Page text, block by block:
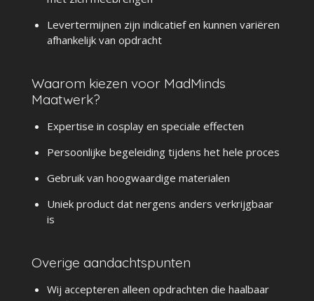
Levertermijnen zijn indicatief en kunnen variëren
afhankelijk van opdracht
Waarom kiezen voor MadMinds
Maatwerk?
Expertise in cosplay en speciale effecten
Persoonlijke begeleiding tijdens het hele proces
Gebruik van hoogwaardige materialen
Uniek product dat nergens anders verkrijgbaar
is
Overige aandachtspunten
Wij accepteren alleen opdrachten die haalbaar